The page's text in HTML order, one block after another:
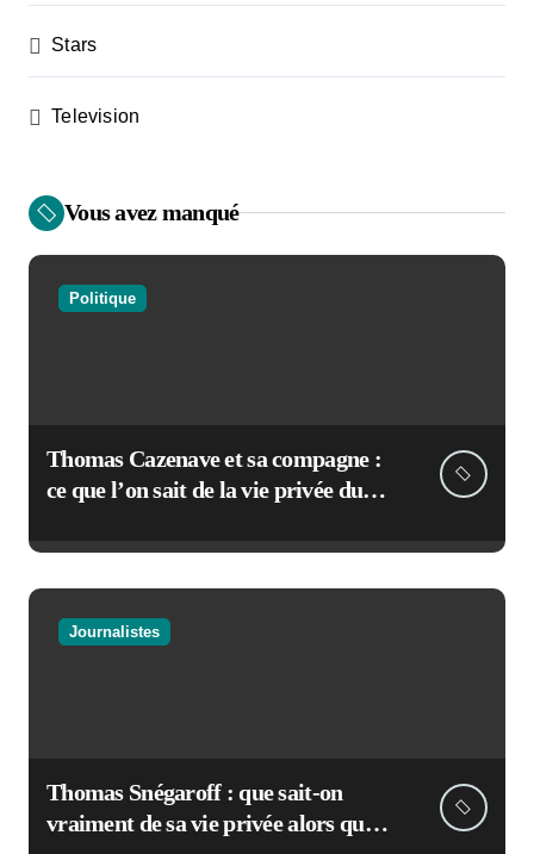
Stars
Television
Vous avez manqué
Politique
Thomas Cazenave et sa compagne :
ce que l’on sait de la vie privée du
Journalistes
Thomas Snégaroff : que sait-on
vraiment de sa vie privée alors qu’il